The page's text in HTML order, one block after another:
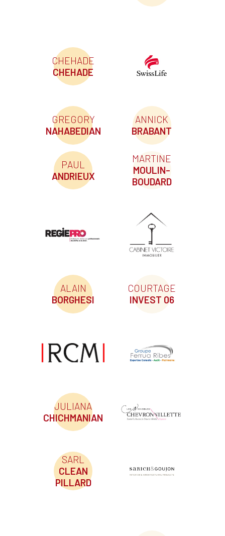
CHEHADE
CHEHADE
GREGORY
NAHABEDIAN
ANNICK
BRABANT
PAUL
ANDRIEUX
MARTINE
MOULIN-
BOUDARD
ALAIN
BORGHESI
COURTAGE
INVEST 06
JULIANA
CHICHMANIAN
SARL
CLEAN
PILLARD